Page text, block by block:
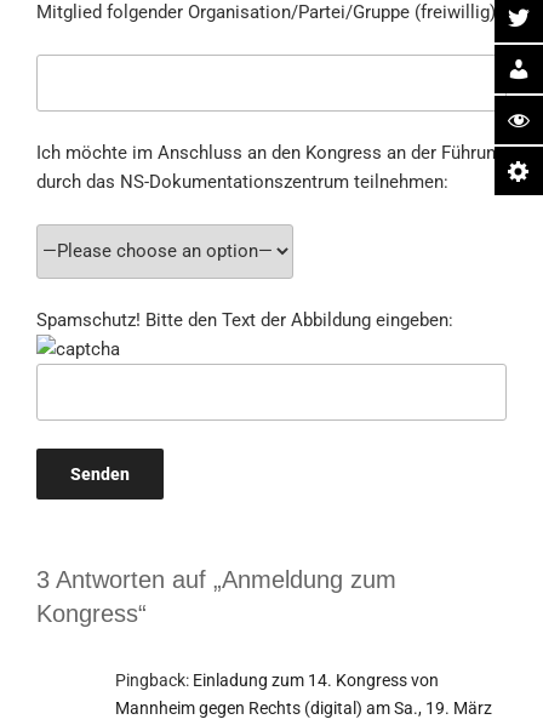
Mitglied folgender Organisation/Partei/Gruppe (freiwillig)
Ich möchte im Anschluss an den Kongress an der Führung
durch das NS-Dokumentationszentrum teilnehmen:
Spamschutz! Bitte den Text der Abbildung eingeben:
3 Antworten auf „Anmeldung zum
Kongress“
Pingback: Einladung zum 14. Kongress von
Mannheim gegen Rechts (digital) am Sa., 19. März